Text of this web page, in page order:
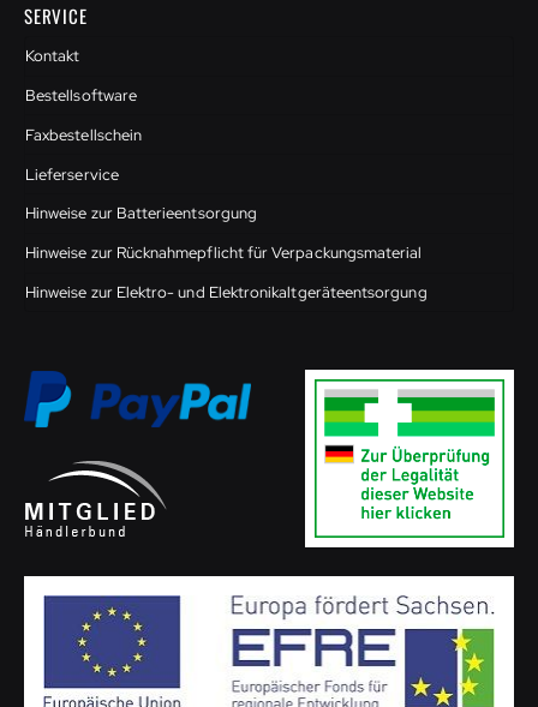
SERVICE
Kontakt
Bestellsoftware
Faxbestellschein
Lieferservice
Hinweise zur Batterieentsorgung
Hinweise zur Rücknahmepflicht für Verpackungsmaterial
Hinweise zur Elektro- und Elektronikaltgeräteentsorgung